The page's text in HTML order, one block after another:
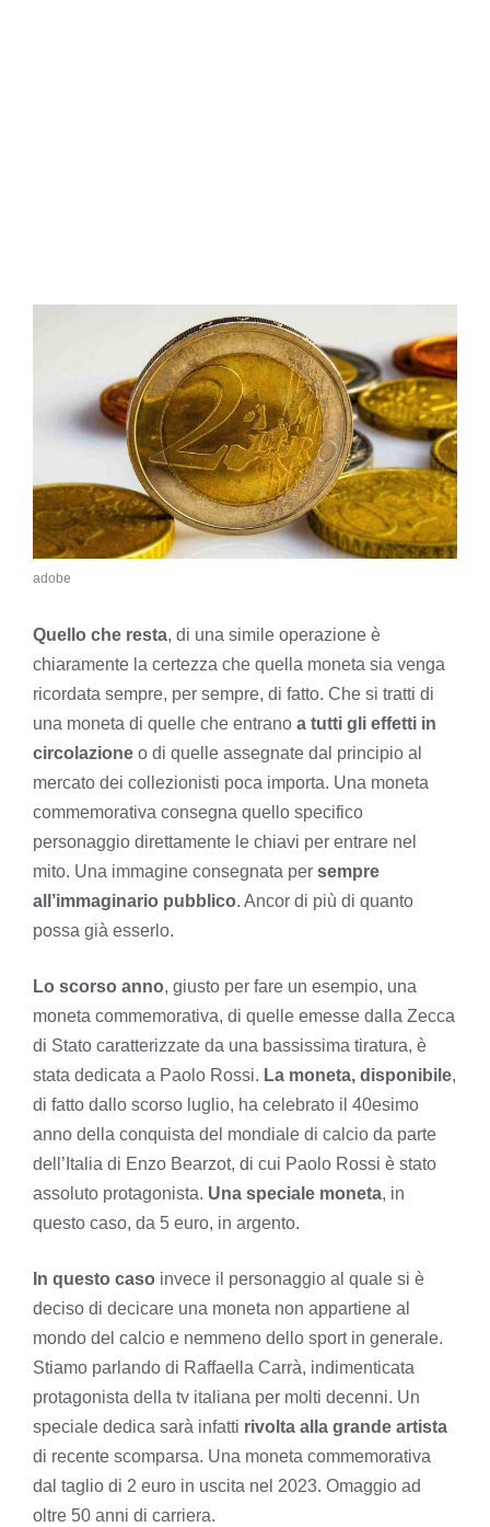
adobe
Quello che resta, di una simile operazione è
chiaramente la certezza che quella moneta sia venga
ricordata sempre, per sempre, di fatto. Che si tratti di
una moneta di quelle che entrano a tutti gli effetti in
circolazione o di quelle assegnate dal principio al
mercato dei collezionisti poca importa. Una moneta
commemorativa consegna quello specifico
personaggio direttamente le chiavi per entrare nel
mito. Una immagine consegnata per sempre
all’immaginario pubblico. Ancor di più di quanto
possa già esserlo.
Lo scorso anno, giusto per fare un esempio, una
moneta commemorativa, di quelle emesse dalla Zecca
di Stato caratterizzate da una bassissima tiratura, è
stata dedicata a Paolo Rossi. La moneta, disponibile,
di fatto dallo scorso luglio, ha celebrato il 40esimo
anno della conquista del mondiale di calcio da parte
dell’Italia di Enzo Bearzot, di cui Paolo Rossi è stato
assoluto protagonista. Una speciale moneta, in
questo caso, da 5 euro, in argento.
In questo caso invece il personaggio al quale si è
deciso di decicare una moneta non appartiene al
mondo del calcio e nemmeno dello sport in generale.
Stiamo parlando di Raffaella Carrà, indimenticata
protagonista della tv italiana per molti decenni. Un
speciale dedica sarà infatti rivolta alla grande artista
di recente scomparsa. Una moneta commemorativa
dal taglio di 2 euro in uscita nel 2023. Omaggio ad
oltre 50 anni di carriera.